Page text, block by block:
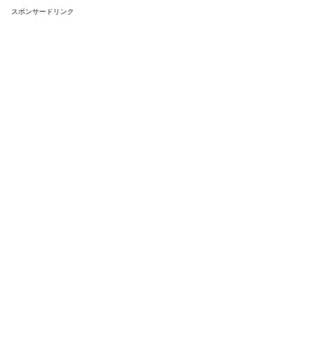
スポンサードリンク